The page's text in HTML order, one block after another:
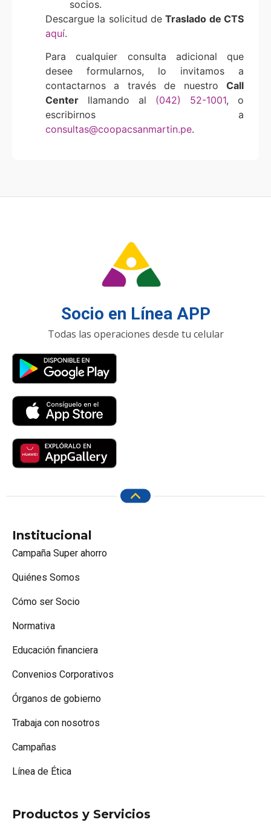
socios.
Descargue la solicitud deTraslado de CTS
aquí.
Para cualquier consulta adicional que
desee formularnos, lo invitamos a
contactarnos a través de nuestro Call
Center llamando al (042) 52-1001, o
escribirnos a
consultas@coopacsanmartin.pe.
Socio en Línea APP
Todas las operaciones desde tu celular
Institucional
Campaña Super ahorro
Quiénes Somos
Cómo ser Socio
Normativa
Educación financiera
Convenios Corporativos
Órganos de gobierno
Trabaja con nosotros
Campañas
Línea de Ética
Productos y Servicios